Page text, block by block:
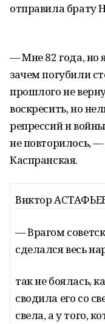
отправила брату
— Мне 82 года, но
зачем погубили
прошлого не
воскресить, но
репрессий и
не повторилось,
Каспранская.
Виктор
— Врагом
сделался весь
так не боялась,
сводила его со
свела, а у того,